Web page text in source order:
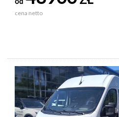
cena netto